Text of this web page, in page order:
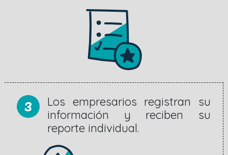
3
Los empresarios registran su
información y reciben su
reporte individual.